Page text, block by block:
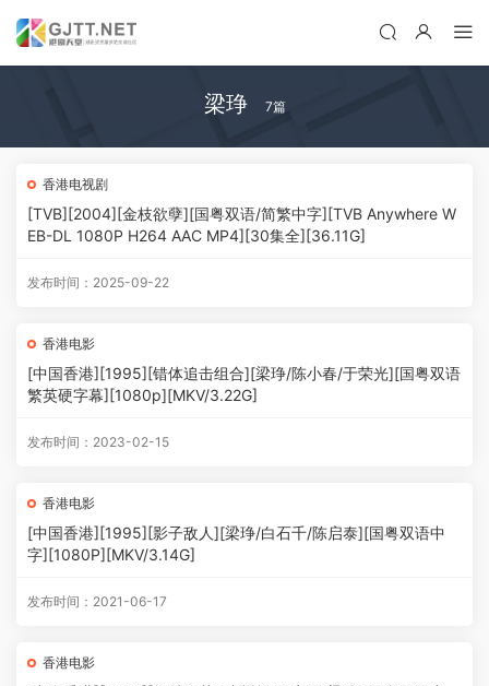
梁琤 7篇
香港电视剧
[TVB][2004][金枝欲孽][国粤双语/简繁中字][TVB Anywhere W
EB-DL 1080P H264 AAC MP4][30集全][36.11G]
发布时间：2025-09-22
香港电影
[中国香港][1995][错体追击组合][梁琤/陈小春/于荣光][国粤双语
繁英硬字幕][1080p][MKV/3.22G]
发布时间：2023-02-15
香港电影
[中国香港][1995][影子敌人][梁琤/白石千/陈启泰][国粤双语中
字][1080P][MKV/3.14G]
发布时间：2021-06-17
香港电影